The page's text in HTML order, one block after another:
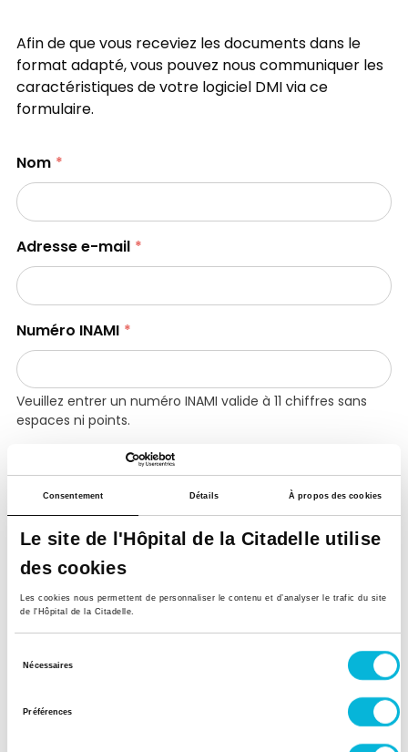
Consentement Détails À propos des cookies
Le site de l'Hôpital de la Citadelle utilise
des cookies
Les cookies nous permettent de personnaliser le contenu et d’analyser le trafic du site
de l'Hôpital de la Citadelle.
Nécessaires
Préférences
Afin de que vous receviez les documents dans le
format adapté, vous pouvez nous communiquer les
caractéristiques de votre logiciel DMI via ce
formulaire.
Nom
Adresse e-mail
Numéro INAMI
Veuillez entrer un numéro INAMI valide à 11 chiffres sans
espaces ni points.
Format de votre logiciel DMI (optionnel)
HealthOne
Medidoc
Votre Logiciel (optionnel)
Si toutefois vous souhaitez recevoir la version
papier, cochez cette case.